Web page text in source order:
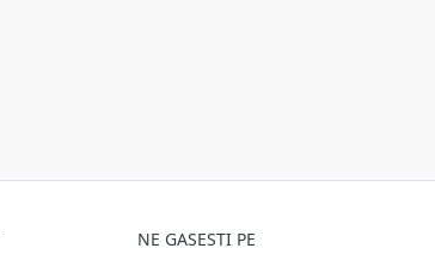
NE GASESTI PE